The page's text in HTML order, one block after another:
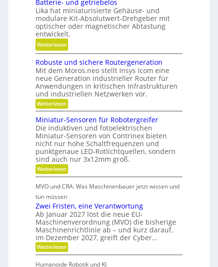
t
i
o
n
i
e
e
n
w
i
r
t
s
c
h
a
f
t
i
n
d
e
r
K
u
n
s
t
t
o
f
f
b
r
ä
n
g
e
r
e
e
t
r
i
e
b
s
z
e
i
t
d
a
n
k
Ö
l
a
u
s
g
Batterie- und getriebelos
Lika hat miniaturisierte Gehäuse- und
modulare Kit-Absolutwert-Drehgeber mit
optischer oder magnetischer Abtastung
entwickelt.
Weiterlesen:
B
a
t
t
e
r
i
e
-
u
n
d
g
e
t
e
b
e
l
o
s
Robuste und sichere Routergeneration
Mit dem Moros.neo stellt Insys Icom eine
neue Generation industrieller Router für
Anwendungen in kritischen Infrastrukturen
und industriellen Netzwerken vor.
Weiterlesen:
R
o
b
u
s
e
u
n
d
s
i
h
e
r
e
R
o
u
t
e
Miniatur-Sensoren für Robotergreifer
Die induktiven und fotoelektrischen
Miniatur-Sensoren von Contrinex bieten
nicht nur hohe Schaltfrequenzen und
punktgenaue LED-Rotlichtquellen, sondern
sind auch nur 3x12mm groß.
Weiterlesen:
M
n
i
t
u
r
-
S
e
n
s
o
MVO und CRA: Was Maschinenbauer jetzt wissen und
tun müssen
Zwei Fristen, eine Verantwortung
Ab Januar 2027 löst die neue EU-
Maschinenverordnung (MVO) die bisherige
Maschinenrichtlinie ab – und kurz darauf,
im Dezember 2027, greift der Cyber…
Weiterlesen:
Z
Humanoide Robotik und KI